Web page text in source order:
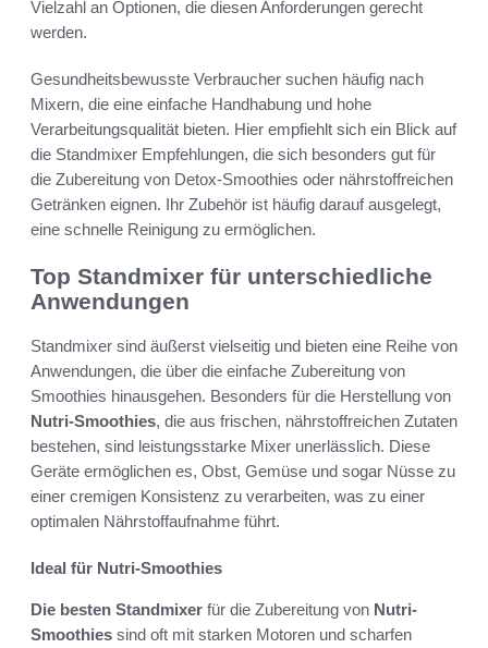
Vielzahl an Optionen, die diesen Anforderungen gerecht
werden.
Gesundheitsbewusste Verbraucher suchen häufig nach
Mixern, die eine einfache Handhabung und hohe
Verarbeitungsqualität bieten. Hier empfiehlt sich ein Blick auf
die Standmixer Empfehlungen, die sich besonders gut für
die Zubereitung von Detox-Smoothies oder nährstoffreichen
Getränken eignen. Ihr Zubehör ist häufig darauf ausgelegt,
eine schnelle Reinigung zu ermöglichen.
Top Standmixer für unterschiedliche
Anwendungen
Standmixer sind äußerst vielseitig und bieten eine Reihe von
Anwendungen, die über die einfache Zubereitung von
Smoothies hinausgehen. Besonders für die Herstellung von
Nutri-Smoothies, die aus frischen, nährstoffreichen Zutaten
bestehen, sind leistungsstarke Mixer unerlässlich. Diese
Geräte ermöglichen es, Obst, Gemüse und sogar Nüsse zu
einer cremigen Konsistenz zu verarbeiten, was zu einer
optimalen Nährstoffaufnahme führt.
Ideal für Nutri-Smoothies
Die besten Standmixer für die Zubereitung von Nutri-
Smoothies sind oft mit starken Motoren und scharfen